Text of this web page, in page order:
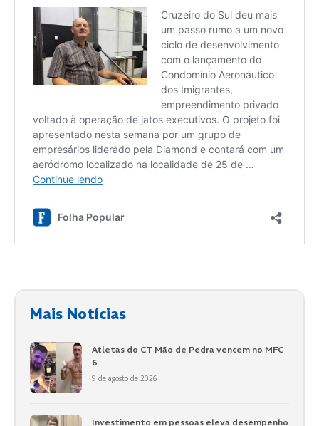
Mais Notícias
Atletas do CT Mão de Pedra vencem no MFC
6
9 de agosto de 2026
Investimento em pessoas eleva desempenho